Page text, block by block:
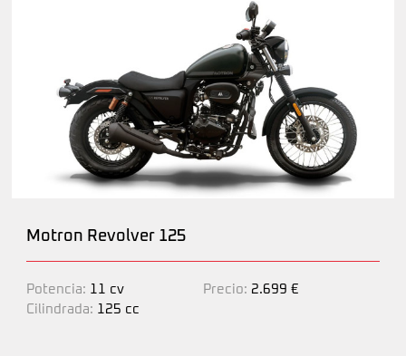
Motron Revolver 125
Potencia: 11 cv
Cilindrada: 125 cc
Precio: 2.699 €